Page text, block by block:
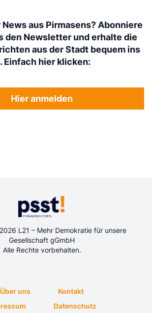
aus Pirmasens? Abonniere
den Newsletter und erhalte die
aus der Stadt bequem ins
Einfach hier klicken:
Hier anmelden
L21 – Mehr Demokratie für unsere
Gesellschaft gGmbH
Alle Rechte vorbehalten.
Über uns
Kontakt
Datenschutz